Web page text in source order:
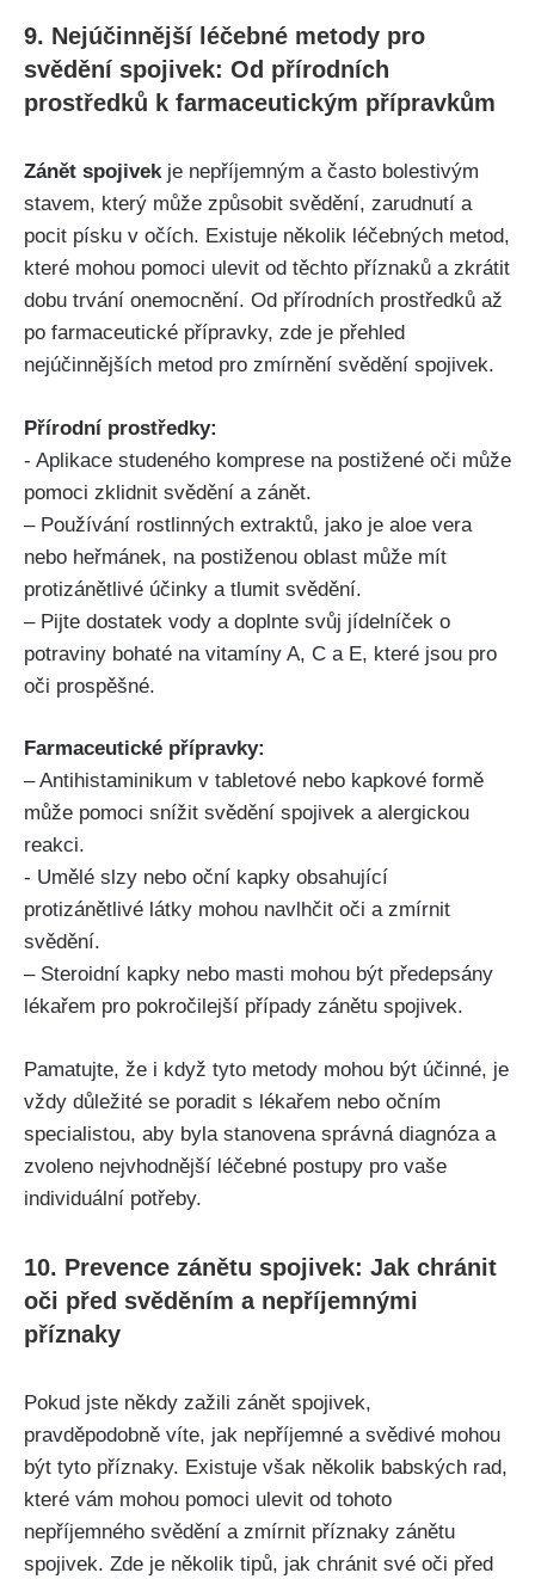
9. Nejúčinnější léčebné metody pro‍
svědění spojivek: Od přírodních
prostředků k farmaceutickým⁤ přípravkům
Zánět⁤ spojivekje ⁤nepříjemným a často bolestivým‍
stavem, který ‌může ‍způsobit ‍svědění, ⁤zarudnutí a‌
pocit písku v očích.⁢ Existuje ‌několik léčebných ‍metod,
které mohou pomoci ulevit od⁣ těchto příznaků ​a zkrátit
dobu trvání onemocnění. Od přírodních⁤ prostředků až
po ‍farmaceutické přípravky, zde je‍ přehled
nejúčinnějších metod pro‍ zmírnění svědění spojivek.
Přírodní prostředky:
-⁣ Aplikace studeného⁣ komprese na ⁤postižené oči může
pomoci zklidnit svědění a⁤ zánět.
– ⁣Používání‍ rostlinných⁢ extraktů, jako ‌je⁣ aloe vera
nebo heřmánek, na postiženou⁣ oblast může mít
protizánětlivé účinky a‌ tlumit svědění.
– Pijte ‍dostatek vody a ​doplnte svůj jídelníček o
potraviny bohaté ​na vitamíny A, C⁢ a E,⁣ které‍ jsou pro⁢
oči prospěšné.
Farmaceutické přípravky:
– Antihistaminikum v tabletové ​nebo kapkové formě⁢
může pomoci snížit‍ svědění spojivek‍ a alergickou
reakci.
-​ Umělé slzy nebo ‌oční ⁢kapky obsahující
protizánětlivé látky mohou navlhčit oči a zmírnit
svědění.
– Steroidní kapky nebo ​masti mohou být předepsány
lékařem pro pokročilejší ​případy‌ zánětu ⁢spojivek.
Pamatujte, že i když tyto metody mohou být‍ účinné, je
‌vždy důležité se poradit ⁣s​ lékařem nebo očním⁢
specialistou, aby byla stanovena správná diagnóza ‍a
zvoleno nejvhodnější‌ léčebné‍ postupy pro‍ vaše
⁤individuální ‌potřeby.
10. Prevence zánětu⁣ spojivek:⁤ Jak chránit⁣
oči‍ před svěděním a nepříjemnými
příznaky
Pokud jste někdy zažili zánět spojivek,
pravděpodobně víte, jak nepříjemné a svědivé mohou
být tyto‍ příznaky. Existuje však několik babských⁤ rad,
které vám mohou pomoci⁣ ulevit od tohoto
nepříjemného svědění a zmírnit příznaky zánětu
spojivek. Zde ‍je ⁢několik tipů, jak⁤ chránit své oči před